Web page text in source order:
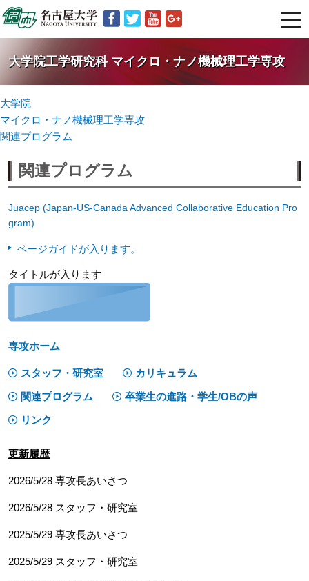
t
o
g
n
大学院工学研究科 マイクロ・ナノ機械理工学専攻
大学院
マイクロ・ナノ機械理工学専攻
関連プログラム
関連プログラム
Juacep (Japan-US-Canada Advanced Collaborative Education Pro
gram)
ページガイドが入ります。
タイトルが入ります
専攻ホーム
スタッフ・研究室
カリキュラム
関連プログラム
卒業生の進路・学生/OBの声
リンク
更新履歴
2026/5/28 専攻長あいさつ
2026/5/28 スタッフ・研究室
2025/5/29 専攻長あいさつ
2025/5/29 スタッフ・研究室